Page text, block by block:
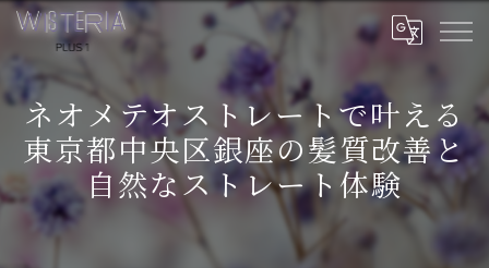
ネオメテオストレートで叶える
東京都中央区銀座の髪質改善と
自然なストレート体験